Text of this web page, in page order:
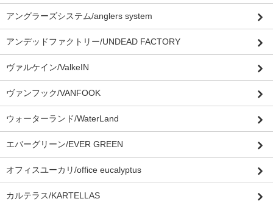
アングラーズシステム/anglers system
アンデッドファクトリー/UNDEAD FACTORY
ヴァルケイン/ValkeIN
ヴァンフック/VANFOOK
ウォーターランド/WaterLand
エバーグリーン/EVER GREEN
オフィスユーカリ/office eucalyptus
カルテラス/KARTELLAS